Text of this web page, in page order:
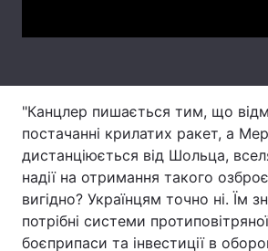
Тема оформлення
"Канцлер пишається тим, що
постачанні крилатих ракет, а
дистанціюється від Шольца,
надії на отримання такого
вигідно? Українцям точно ні. Їм
потрібні системи
боєприпаси та інвестиції в